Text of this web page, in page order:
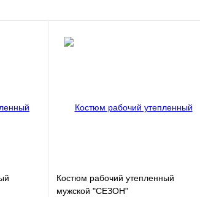
Костюм рабочий утепленный
мужской "СЕЗОН"